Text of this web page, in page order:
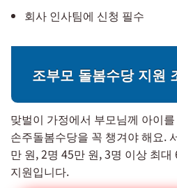
회사 인사팀에 신청 필수
조부모 돌봄수당 지원
맞벌이 가정에서 부모님께 아이
손주돌봄수당을 꼭 챙겨야 해요.
만 원, 2명 45만 원, 3명 이상 최
지원입니다.